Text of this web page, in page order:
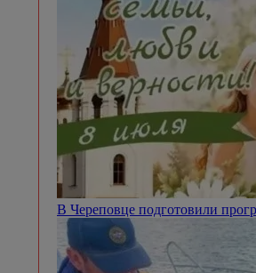
В Череповце подготовили